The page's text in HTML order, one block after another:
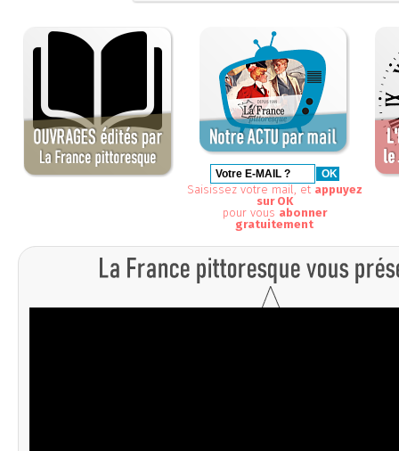
Saisissez votre mail, et appuyez
sur OK
pour vous abonner
gratuitement